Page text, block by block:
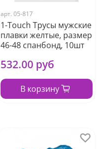
арт. 05-817
1-Touch Трусы мужские
плавки желтые, размер
46-48 спанбонд, 10шт
532.00 руб
В корзину